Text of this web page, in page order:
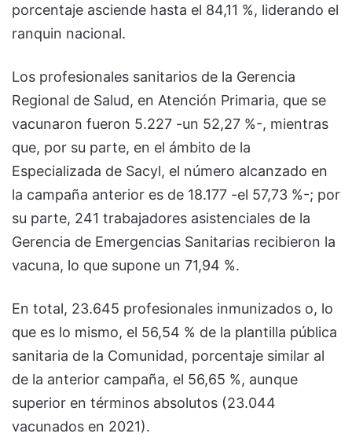
porcentaje asciende hasta el 84,11 %, liderando el
ranquin nacional.
Los profesionales sanitarios de la Gerencia
Regional de Salud, en Atención Primaria, que se
vacunaron fueron 5.227 -un 52,27 %-, mientras
que, por su parte, en el ámbito de la
Especializada de Sacyl, el número alcanzado en
la campaña anterior es de 18.177 -el 57,73 %-; por
su parte, 241 trabajadores asistenciales de la
Gerencia de Emergencias Sanitarias recibieron la
vacuna, lo que supone un 71,94 %.
En total, 23.645 profesionales inmunizados o, lo
que es lo mismo, el 56,54 % de la plantilla pública
sanitaria de la Comunidad, porcentaje similar al
de la anterior campaña, el 56,65 %, aunque
superior en términos absolutos (23.044
vacunados en 2021).